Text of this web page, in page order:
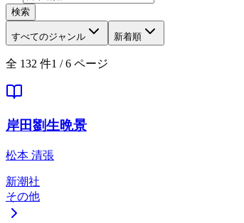
検索
すべてのジャンル 新着順
全 132 件1 /6 ページ
岸田劉生晩景
松本 清張
新潮社
その他